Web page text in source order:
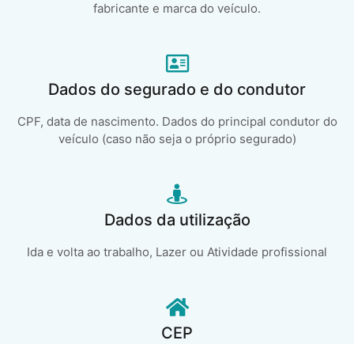
fabricante e marca do veículo.
Dados do segurado e do condutor
CPF, data de nascimento. Dados do principal condutor do
veículo (caso não seja o próprio segurado)
Dados da utilização
Ida e volta ao trabalho, Lazer ou Atividade profissional
CEP